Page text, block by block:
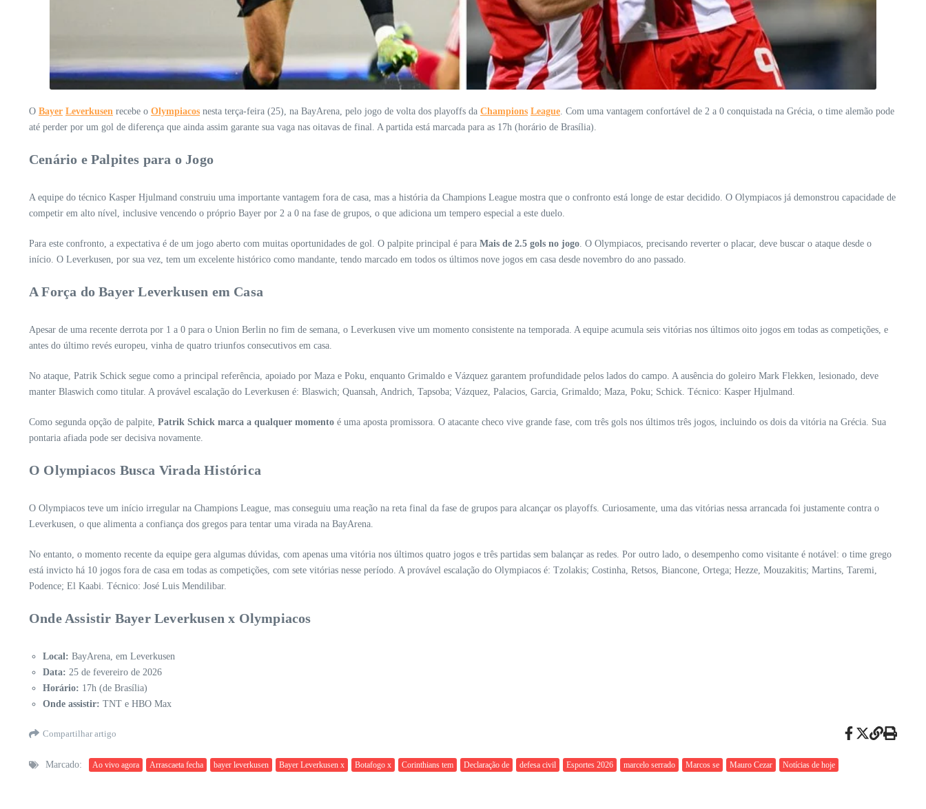
O Bayer Leverkusen recebe o Olympiacos nesta terça-feira (25), na BayArena, pelo jogo de volta dos playoffs da Champions League. Com uma vantagem confortável de 2 a 0 conquistada na Grécia, o time alemão pode
até perder por um gol de diferença que ainda assim garante sua vaga nas oitavas de final. A partida está marcada para as 17h (horário de Brasília).
Cenário e Palpites para o Jogo
A equipe do técnico Kasper Hjulmand construiu uma importante vantagem fora de casa, mas a história da Champions League mostra que o confronto está longe de estar decidido. O Olympiacos já demonstrou capacidade de
competir em alto nível, inclusive vencendo o próprio Bayer por 2 a 0 na fase de grupos, o que adiciona um tempero especial a este duelo.
Para este confronto, a expectativa é de um jogo aberto com muitas oportunidades de gol. O palpite principal é para Mais de 2.5 gols no jogo. O Olympiacos, precisando reverter o placar, deve buscar o ataque desde o
início. O Leverkusen, por sua vez, tem um excelente histórico como mandante, tendo marcado em todos os últimos nove jogos em casa desde novembro do ano passado.
A Força do Bayer Leverkusen em Casa
Apesar de uma recente derrota por 1 a 0 para o Union Berlin no fim de semana, o Leverkusen vive um momento consistente na temporada. A equipe acumula seis vitórias nos últimos oito jogos em todas as competições, e
antes do último revés europeu, vinha de quatro triunfos consecutivos em casa.
No ataque, Patrik Schick segue como a principal referência, apoiado por Maza e Poku, enquanto Grimaldo e Vázquez garantem profundidade pelos lados do campo. A ausência do goleiro Mark Flekken, lesionado, deve
manter Blaswich como titular. A provável escalação do Leverkusen é: Blaswich; Quansah, Andrich, Tapsoba; Vázquez, Palacios, Garcia, Grimaldo; Maza, Poku; Schick. Técnico: Kasper Hjulmand.
Como segunda opção de palpite, Patrik Schick marca a qualquer momento é uma aposta promissora. O atacante checo vive grande fase, com três gols nos últimos três jogos, incluindo os dois da vitória na Grécia. Sua
pontaria afiada pode ser decisiva novamente.
O Olympiacos Busca Virada Histórica
O Olympiacos teve um início irregular na Champions League, mas conseguiu uma reação na reta final da fase de grupos para alcançar os playoffs. Curiosamente, uma das vitórias nessa arrancada foi justamente contra o
Leverkusen, o que alimenta a confiança dos gregos para tentar uma virada na BayArena.
No entanto, o momento recente da equipe gera algumas dúvidas, com apenas uma vitória nos últimos quatro jogos e três partidas sem balançar as redes. Por outro lado, o desempenho como visitante é notável: o time grego
está invicto há 10 jogos fora de casa em todas as competições, com sete vitórias nesse período. A provável escalação do Olympiacos é: Tzolakis; Costinha, Retsos, Biancone, Ortega; Hezze, Mouzakitis; Martins, Taremi,
Podence; El Kaabi. Técnico: José Luis Mendilibar.
Onde Assistir Bayer Leverkusen x Olympiacos
Local: BayArena, em Leverkusen
Data: 25 de fevereiro de 2026
Horário: 17h (de Brasília)
Onde assistir: TNT e HBO Max
Compartilhar artigo
Marcado: Ao vivo agora Arrascaeta fecha bayer leverkusen Bayer Leverkusen x Botafogo x Corinthians tem Declaração de defesa civil Esportes 2026 marcelo serrado Marcos se Mauro Cezar Notícias de hoje